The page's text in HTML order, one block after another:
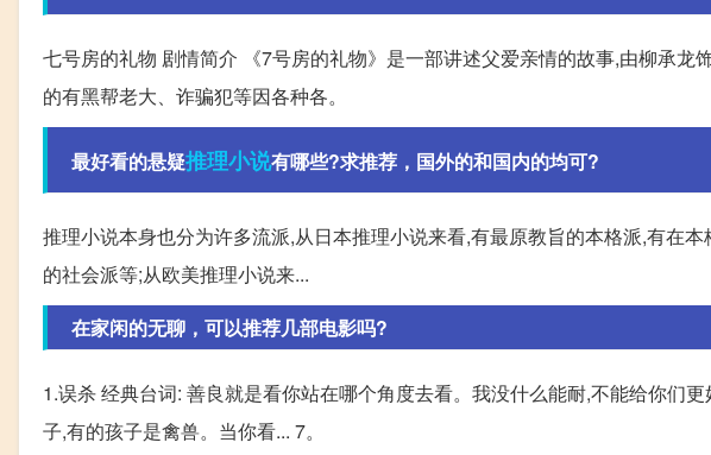
七号房的礼物 剧情简介 《7号房的礼物》是一部讲述父爱亲情的故事,由柳承龙
的有黑帮老大、诈骗犯等因各种各。
最好看的悬疑推理小说有哪些?求推荐，国外的和国内的均可?
推理小说本身也分为许多流派,从日本推理小说来看,有最原教旨的本格派,有在
的社会派等;从欧美推理小说来...
在家闲的无聊，可以推荐几部电影吗?
1.误杀 经典台词: 善良就是看你站在哪个角度去看。我没什么能耐,不能给你们
子,有的孩子是禽兽。当你看... 7。